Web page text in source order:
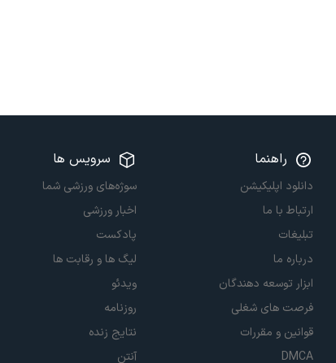
راهنما
دانلود اپلیکیشن
ارتباط با ما
تبلیغات
درباره ما
ابزار توسعه دهندگان
فرصت های شغلی
قوانین و مقررات
DMCA
سرویس ها
سوژه‌های ورزشی شما
اخبار ورزشی
پادکست
لیگ ها و رقابت ها
ویدئو
روزنامه
نتایج زنده
آنتن